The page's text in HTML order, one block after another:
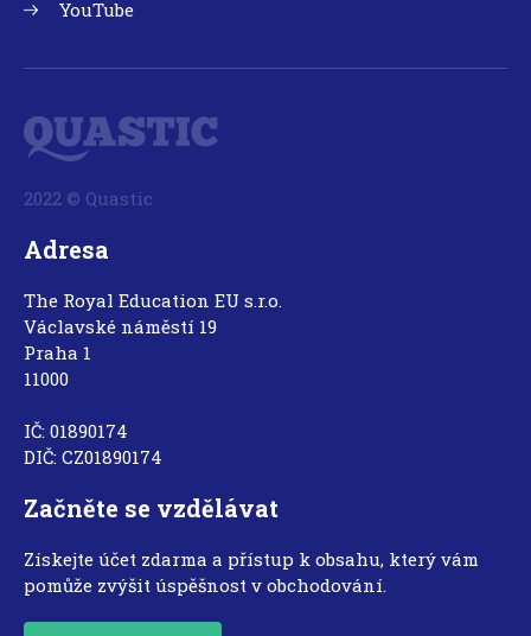
YouTube
2022 © Quastic
Adresa
The Royal Education EU s.r.o.
Václavské náměstí 19
Praha 1
11000
IČ: 01890174
DIČ: CZ01890174
Začněte se vzdělávat
Získejte účet zdarma a přístup k obsahu, který vám
pomůže zvýšit úspěšnost v obchodování.